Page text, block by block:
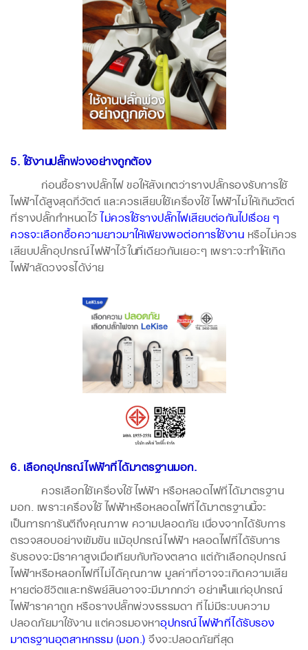
5. ใช้งานปลั๊กพ่วงอย่างถูกต้อง
ก่อนซื้อรางปลั๊กไฟ ขอให้สังเกตว่ารางปลั๊กรองรับการใช้
ไฟฟ้าได้สูงสุดกี่วัตต์ และควรเสียบใช้เครื่องใช้ไฟฟ้าไม่ให้เกินวัตต์
ที่รางปลั๊กกำหนดไว้ไม่ควรใช้รางปลั๊กไฟเสียบต่อกันไปเรื่อย ๆ
ควรจะเลือกซื้อความยาวมาให้เพียงพอต่อการใช้งานหรือไม่ควร
เสียบปลั๊กอุปกรณ์ไฟฟ้าไว้ในที่เดียวกันเยอะๆ เพราะจะทำให้เกิด
ไฟฟ้าลัดวงจรได้ง่าย
6. เลือกอุปกรณ์ไฟฟ้าที่ได้มาตรฐานมอก.
ควรเลือกใช้เครื่องใช้ไฟฟ้า หรือหลอดไฟที่ได้มาตรฐาน
มอก. เพราะเครื่องใช้ไฟฟ้าหรือหลอดไฟที่ได้มาตรฐานนี้จะ
เป็นการการันตีถึงคุณภาพ ความปลอดภัย เนื่องจากได้รับการ
ตรวจสอบอย่างเข้มข้น แม้อุปกรณ์ไฟฟ้า หลอดไฟที่ได้รับการ
รับรองจะมีราคาสูงเมื่อเทียบกับท้องตลาด แต่ถ้าเลือกอุปกรณ์
ไฟฟ้าหรือหลอกไฟที่ไม่ได้คุณภาพ มูลค่าที่อาจจะเกิดความเสีย
หายต่อชีวิตและทรัพย์สินอาจจะมีมากกว่า อย่าเห็นแก่อุปกรณ์
ไฟฟ้าราคาถูก หรือรางปลั๊กพ่วงธรรมดา ที่ไม่มีระบบความ
ปลอดภัยมาใช้งาน แต่ควรมองหาอุปกรณ์ไฟฟ้าที่ได้รับรอง
มาตรฐานอุตสาหกรรม (มอก.)จึงจะปลอดภัยที่สุด